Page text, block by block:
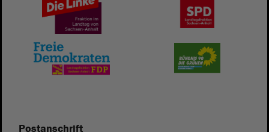
Postanschrift